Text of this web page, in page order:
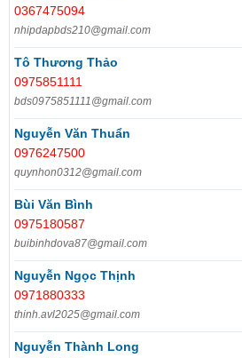
0367475094
nhipdapbds210@gmail.com
Tô Thương Thảo
0975851111
bds0975851111@gmail.com
Nguyễn Văn Thuẩn
0976247500
quynhon0312@gmail.com
Bùi Văn Bình
0975180587
buibinhdova87@gmail.com
Nguyễn Ngọc Thịnh
0971880333
thinh.avl2025@gmail.com
Nguyễn Thành Long